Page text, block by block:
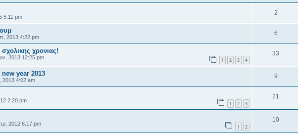
5:11 pm
2
2013 4:22 pm
6
χρονιας!
2013 12:25 pm 1 2 3 4
33
year 2013
2013 4:02 am
9
2:20 pm 1 2 3
21
2012 6:17 pm 1 2
10